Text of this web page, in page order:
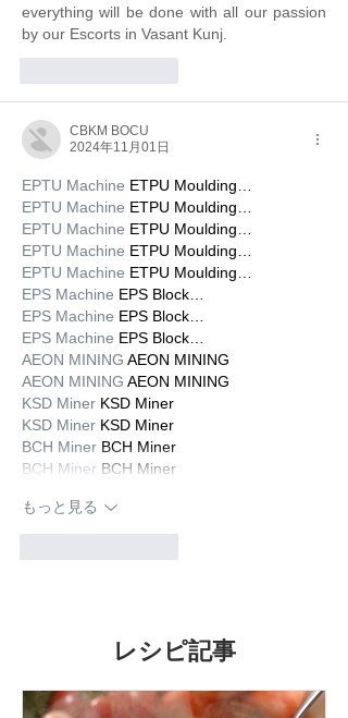
everything will be done with all our passion
by our Escorts in Vasant Kunj.
CBKM BOCU
2024年11月01日
EPTU Machine ETPU Moulding…
EPTU Machine ETPU Moulding…
EPTU Machine ETPU Moulding…
EPTU Machine ETPU Moulding…
EPTU Machine ETPU Moulding…
EPS Machine EPS Block…
EPS Machine EPS Block…
EPS Machine EPS Block…
AEON MINING AEON MINING
AEON MINING AEON MINING
KSD Miner KSD Miner
KSD Miner KSD Miner
BCH Miner BCH Miner
BCH Miner BCH Miner
もっと見る
レシピ記事